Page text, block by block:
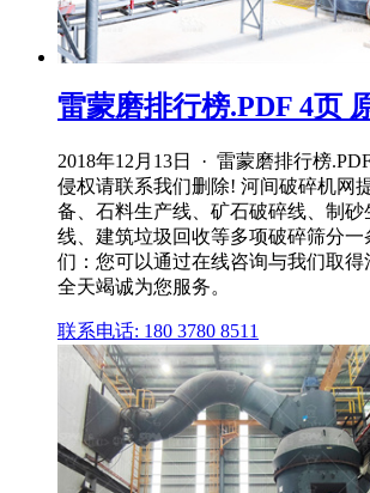
雷蒙磨排行榜.PDF 4页
2018年12月13日 · 雷蒙磨排行榜
侵权请联系我们删除! 河间破碎机网
备、石料生产线、矿石破碎线、制
线、建筑垃圾回收等多项破碎筛分
们：您可以通过在线咨询与我们取得
全天竭诚为您服务。
联系电话: 180 3780 8511